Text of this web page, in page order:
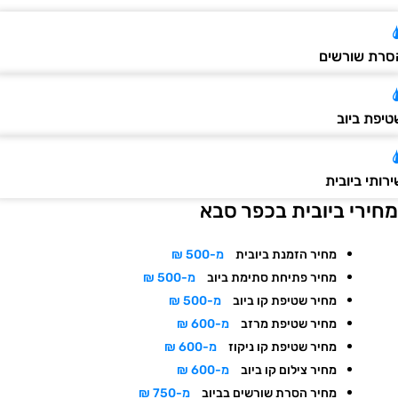
שורשים
ביוב
ביובית
ביובית בכפר סבא
מחיר הזמנת ביובית
מ-500 ₪
מחיר פתיחת סתימת ביוב
מ-500 ₪
מחיר שטיפת קו ביוב
מ-500 ₪
מחיר שטיפת מרזב
מ-600 ₪
מחיר שטיפת קו ניקוז
מ-600 ₪
מחיר צילום קו ביוב
מ-600 ₪
מחיר הסרת שורשים בביוב
מ-750 ₪